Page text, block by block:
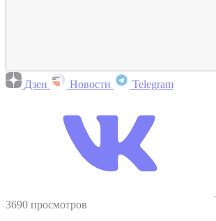
Дзен Новости Telegram
3690 просмотров